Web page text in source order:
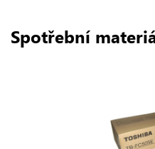
Spotřební